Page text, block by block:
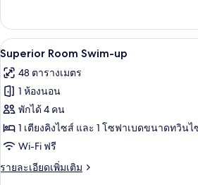
สนาม
กอล์ฟ
เกี่ยว
กับ
ห้อง
มิ
ลี่,
สนาม
กอล์ฟ
เปิด
ภาพถ่าย
ทั้งหมด
ของ
Superior
Room
Swim-
up
เครื่องน
5
Superior Room Swim-up
48 ตารางเมตร
1 ห้องนอน
พักได้ 4 คน
1 เตียงคิงไซส์ และ 1 โซฟาเบดขนาดทวินไ
Wi-Fi ฟรี
รายละเอียดเพิ่มเติม
ราย